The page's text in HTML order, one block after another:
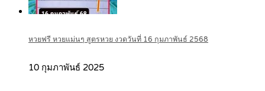
หวยฟรี หวยแม่นๆ สูตรหวย งวดวันที่ 16 กุมภาพันธ์ 2568
10 กุมภาพันธ์ 2025